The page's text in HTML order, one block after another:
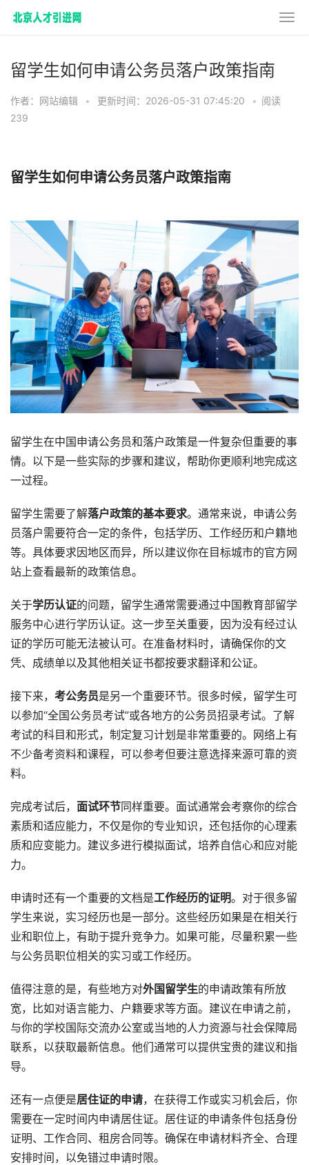
留学生如何申请公务员落户政策指南
作者：网站编辑 • 更新时间：2026-05-31 07:45:20 • 阅读
239
留学生如何申请公务员落户政策指南
留学生在中国申请公务员和落户政策是一件复杂但重要的事
情。以下是一些实际的步骤和建议，帮助你更顺利地完成这
一过程。
留学生需要了解落户政策的基本要求。通常来说，申请公务
员落户需要符合一定的条件，包括学历、工作经历和户籍地
等。具体要求因地区而异，所以建议你在目标城市的官方网
站上查看最新的政策信息。
关于学历认证的问题，留学生通常需要通过中国教育部留学
服务中心进行学历认证。这一步至关重要，因为没有经过认
证的学历可能无法被认可。在准备材料时，请确保你的文
凭、成绩单以及其他相关证书都按要求翻译和公证。
接下来， 考公务员是另一个重要环节。很多时候，留学生可
以参加“全国公务员考试”或各地方的公务员招录考试。了解
考试的科目和形式，制定复习计划是非常重要的。网络上有
不少备考资料和课程，可以参考但要注意选择来源可靠的资
料。
完成考试后， 面试环节同样重要。面试通常会考察你的综合
素质和适应能力，不仅是你的专业知识，还包括你的心理素
质和应变能力。建议多进行模拟面试，培养自信心和应对能
力。
申请时还有一个重要的文档是工作经历的证明。对于很多留
学生来说，实习经历也是一部分。这些经历如果是在相关行
业和职位上，有助于提升竞争力。如果可能，尽量积累一些
与公务员职位相关的实习或工作经历。
值得注意的是，有些地方对外国留学生的申请政策有所放
宽，比如对语言能力、户籍要求等方面。建议在申请之前，
与你的学校国际交流办公室或当地的人力资源与社会保障局
联系，以获取最新信息。他们通常可以提供宝贵的建议和指
导。
还有一点便是居住证的申请，在获得工作或实习机会后，你
需要在一定时间内申请居住证。居住证的申请条件包括身份
证明、工作合同、租房合同等。确保在申请材料齐全、合理
安排时间，以免错过申请时限。